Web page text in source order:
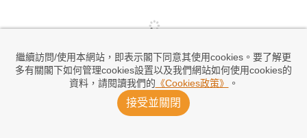
繼續訪問/使用本網站，即表示閣下同意其使用cookies。要了解更
多有關閣下如何管理cookies設置以及我們網站如何使用cookies的
資料，請閱讀我們的 《Cookies政策》 。
接受並關閉